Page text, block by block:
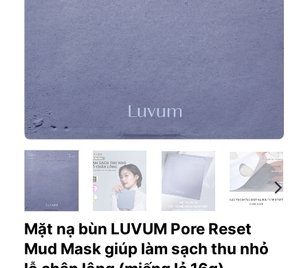
Mặt nạ bùn LUVUM Pore Reset
Mud Mask giúp làm sạch thu nhỏ